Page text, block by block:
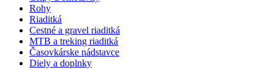
Rohy
Riaditká
Cestné a gravel riaditká
MTB a treking riaditká
Časovkárske nádstavce
Diely a doplnky